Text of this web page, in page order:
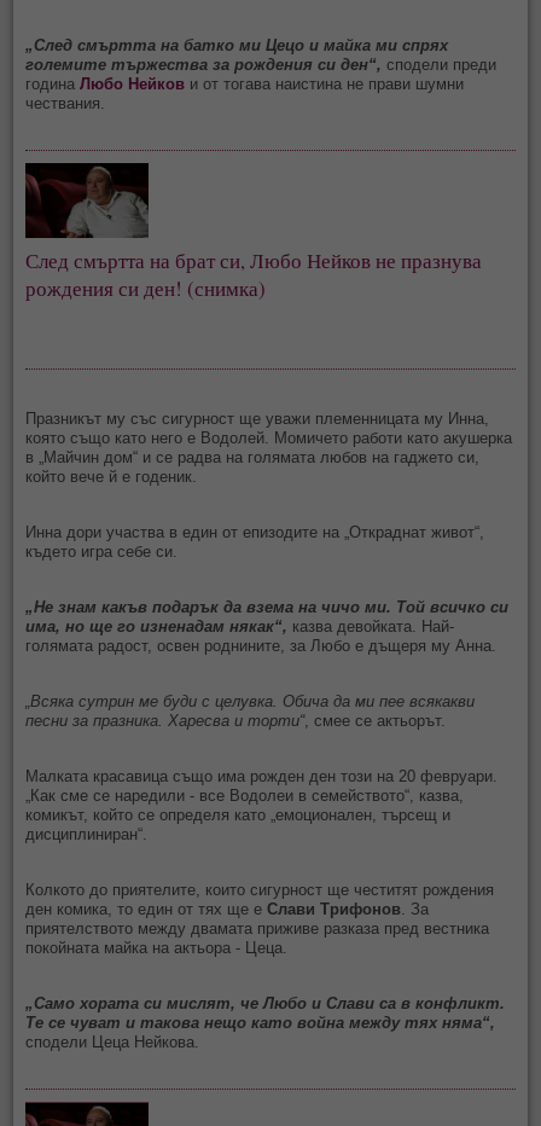
„След смъртта на батко ми Цецо и майка ми спрях
големите тържества за рождения си ден“, сподели преди
годинаЛюбо Нейков и от тогава наистина не прави шумни
чествания.
След смъртта на брат си, Любо Нейков не празнува
рождения си ден! (снимка)
Празникът му със сигурност ще уважи племенницата му Инна,
която също като него е Водолей. Момичето работи като акушерка
в „Майчин дом“ и се радва на голямата любов на гаджето си,
който вече й е годеник.
Инна дори участва в един от епизодите на „Откраднат живот“,
където игра себе си.
„Не знам какъв подарък да взема на чичо ми. Той всичко си
има, но ще го изненадам някак“, казва девойката. Най-
голямата радост, освен роднините, за Любо е дъщеря му Анна.
„Всяка сутрин ме буди с целувка. Обича да ми пee всякакви
песни за празника. Харесва и торти“, смее се актьорът.
Малката красавица също има рожден ден този на 20 февруари.
„Как сме се наредили - все Водолеи в семейството“, казва,
комикът, който се определя като „емоционален, търсещ и
дисциплиниран“.
Колкото до приятелите, които сигурност ще честитят рождения
ден комика, то един от тях ще еСлави Трифонов. За
приятелството между двамата приживе разказа пред вестника
покойната майка на актьора - Цеца.
„Само хората си мислят, че Любо и Слави са в конфликт.
Те се чуват и такова нещо като война между тях няма“,
сподели Цеца Нейкова.